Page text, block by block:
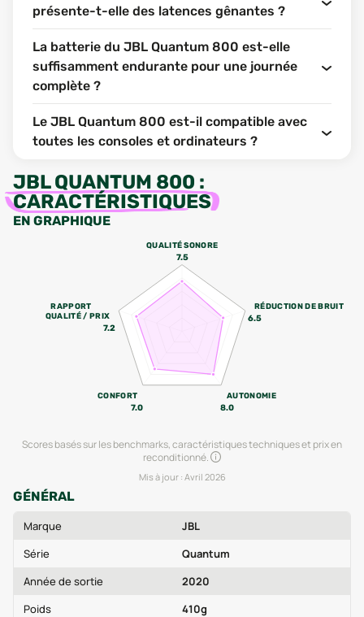
présente-t-elle des latences gênantes ?
La batterie du JBL Quantum 800 est-elle
suffisamment endurante pour une journée
complète ?
Le JBL Quantum 800 est-il compatible avec
toutes les consoles et ordinateurs ?
JBL QUANTUM 800 :
CARACTÉRISTIQUES
EN GRAPHIQUE
QUALITÉ SONORE
7.5
RÉDUCTION DE BRUIT
6.5
AUTONOMIE
8.0
CONFORT
7.0
RAPPORT
QUALITÉ / PRIX
7.2
Scores basés sur les benchmarks, caractéristiques techniques et prix en
reconditionné.
Mis à jour : Avril 2026
GÉNÉRAL
Marque
JBL
Série
Quantum
Année de sortie
2020
Poids
410g